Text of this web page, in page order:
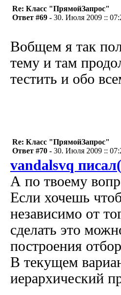
Re: Класс "ПрямойЗапрос"
Ответ #69 - 30. Июля 2009 ::
Вобщем я так
тему и там
тестить и обо
Re: Класс "ПрямойЗапрос"
Ответ #70 - 30. Июля 2009 ::
vandalsvq
А по твоему
Если хочешь
независимо от
сделать это
построения
В текущем
иерархический